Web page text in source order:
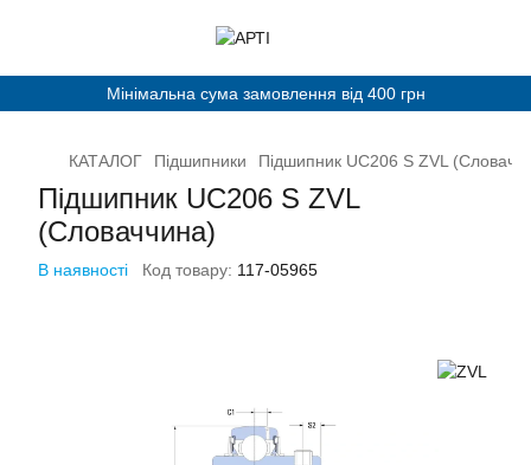
Мінімальна сума замовлення від 400 грн
КАТАЛОГ Підшипники Підшипник UC206 S ZVL
Підшипник UC206 S ZVL
(Словаччина)
В наявності Код товару: 117-05965